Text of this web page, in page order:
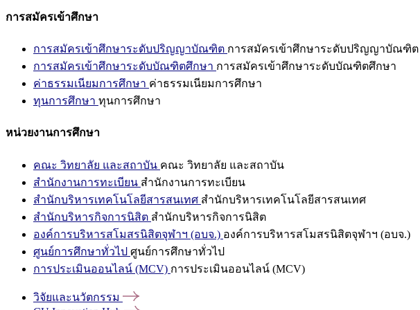
การสมัครเข้าศึกษา
การสมัครเข้าศึกษาระดับปริญญาบัณฑิต การสมัครเข้าศึกษาระดับปริญญาบัณฑิต
การสมัครเข้าศึกษาระดับบัณฑิตศึกษา การสมัครเข้าศึกษาระดับบัณฑิตศึกษา
ค่าธรรมเนียมการศึกษา ค่าธรรมเนียมการศึกษา
ทุนการศึกษา ทุนการศึกษา
หน่วยงานการศึกษา
คณะ วิทยาลัย และสถาบัน คณะ วิทยาลัย และสถาบัน
สำนักงานการทะเบียน สำนักงานการทะเบียน
สำนักบริหารเทคโนโลยีสารสนเทศ สำนักบริหารเทคโนโลยีสารสนเทศ
สำนักบริหารกิจการนิสิต สำนักบริหารกิจการนิสิต
องค์การบริหารสโมสรนิสิตจุฬาฯ (อบจ.) องค์การบริหารสโมสรนิสิตจุฬาฯ (อบจ.)
ศูนย์การศึกษาทั่วไป ศูนย์การศึกษาทั่วไป
การประเมินออนไลน์ (MCV) การประเมินออนไลน์ (MCV)
วิจัยและนวัตกรรม